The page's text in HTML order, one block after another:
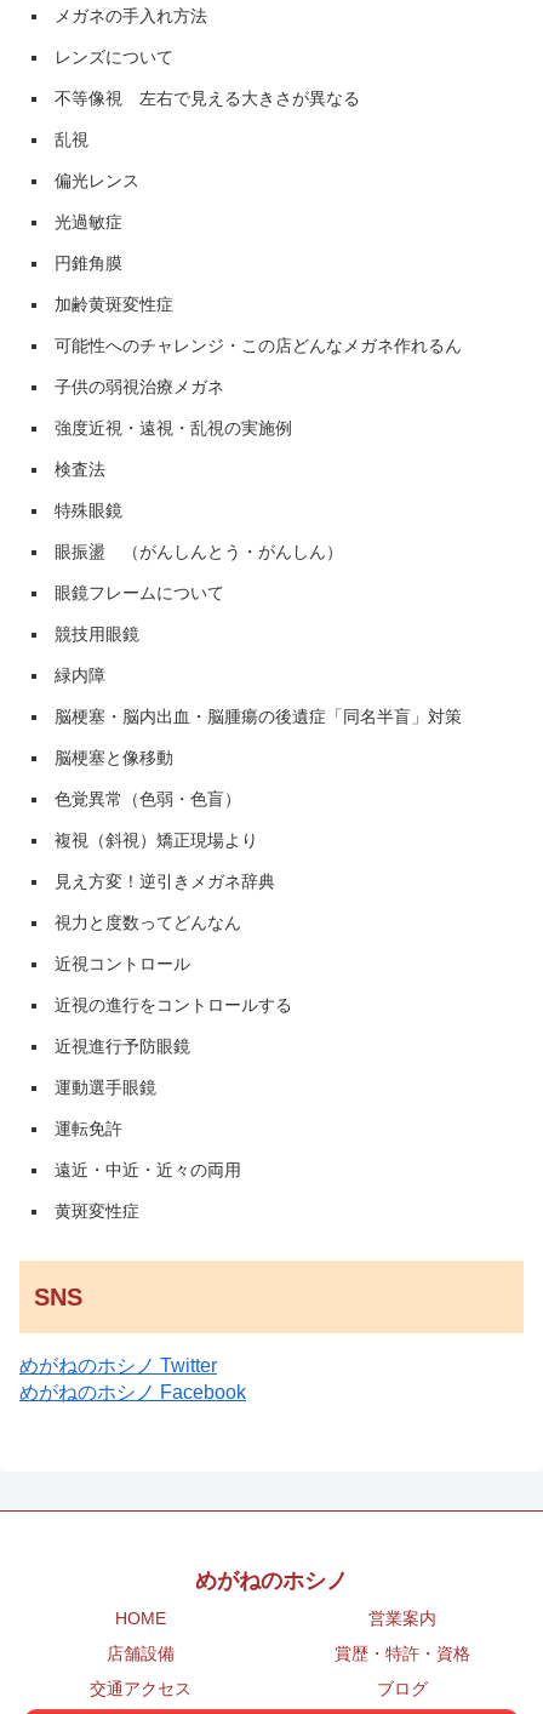
メガネの手入れ方法
レンズについて
不等像視 左右で見える大きさが異なる
乱視
偏光レンス
光過敏症
円錐角膜
加齢黄斑変性症
可能性へのチャレンジ・この店どんなメガネ作れるん
子供の弱視治療メガネ
強度近視・遠視・乱視の実施例
検査法
特殊眼鏡
眼振盪 （がんしんとう・がんしん）
眼鏡フレームについて
競技用眼鏡
緑内障
脳梗塞・脳内出血・脳腫瘍の後遺症「同名半盲」対策
脳梗塞と像移動
色覚異常（色弱・色盲）
複視（斜視）矯正現場より
見え方変！逆引きメガネ辞典
視力と度数ってどんなん
近視コントロール
近視の進行をコントロールする
近視進行予防眼鏡
運動選手眼鏡
運転免許
遠近・中近・近々の両用
黄斑変性症
SNS
めがねのホシノ Twitter
めがねのホシノ Facebook
めがねのホシノ
HOME
営業案内
店舗設備
賞歴・特許・資格
交通アクセス
ブログ